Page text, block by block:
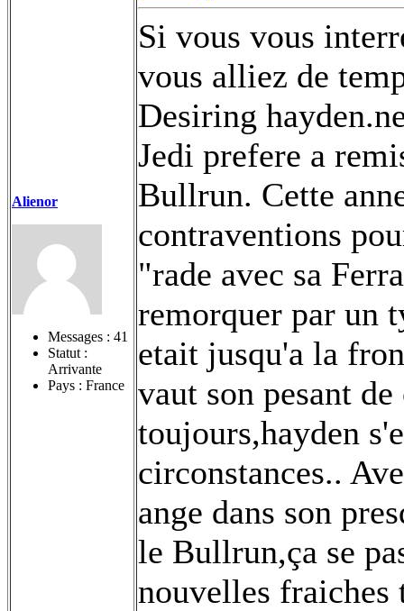
Alienor
Messages : 41
Statut :
Arrivante
Pays : France
Si vous vous
vous alliez de
Desiring
Jedi prefere a
Bullrun. Cette
contraventions
"rade avec sa
remorquer par un
etait jusqu'a la
vaut son pesant
toujours,hayden
circonstances..
ange dans son
le Bullrun,ça se
nouvelles